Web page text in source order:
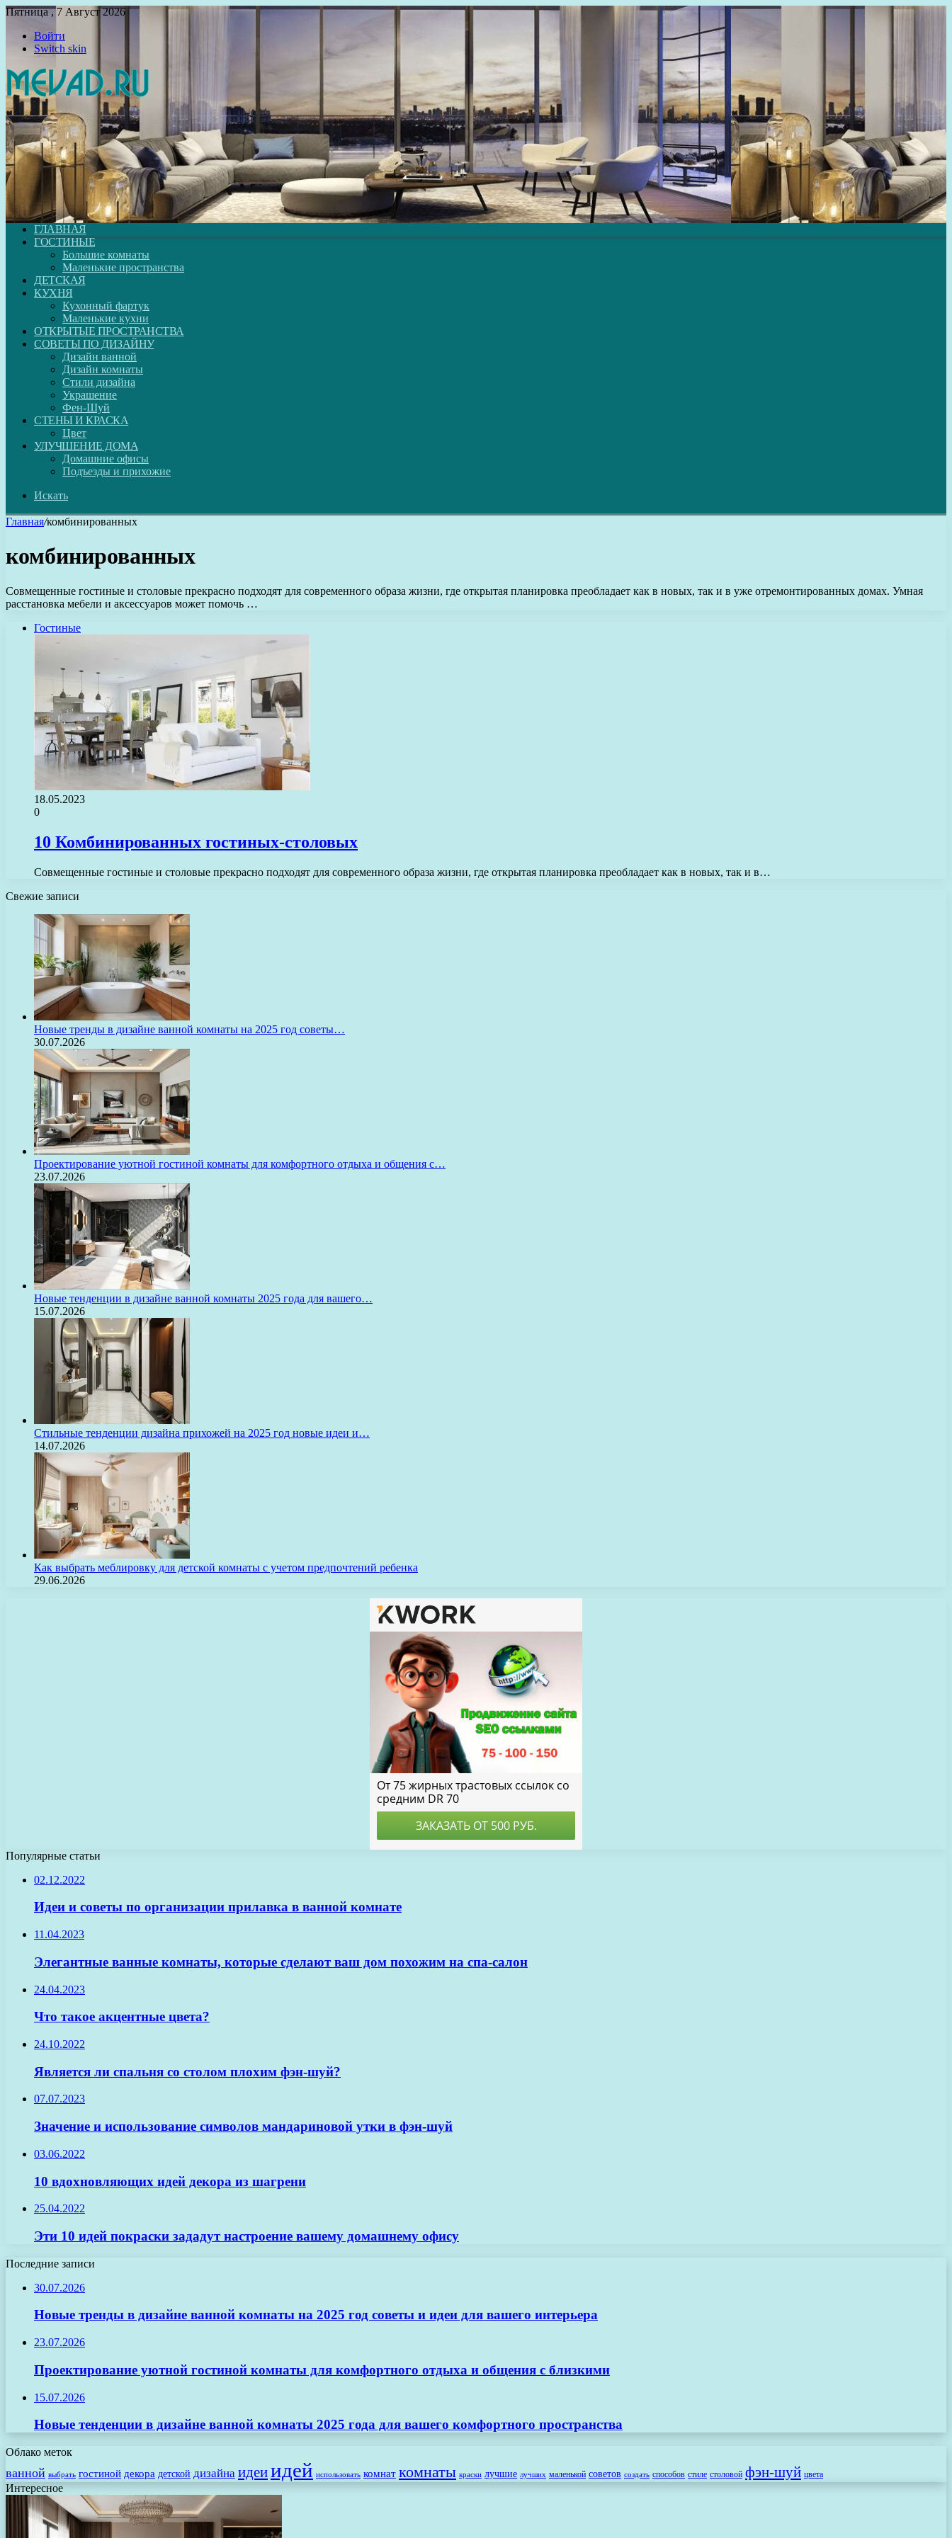
Пятница , 7 Август 2026
Войти
Switch skin
ГЛАВНАЯ
ГОСТИНЫЕ
Большие комнаты
Маленькие пространства
ДЕТСКАЯ
КУХНЯ
Кухонный фартук
Маленькие кухни
ОТКРЫТЫЕ ПРОСТРАНСТВА
СОВЕТЫ ПО ДИЗАЙНУ
Дизайн ванной
Дизайн комнаты
Стили дизайна
Украшение
Фен-Шуй
СТЕНЫ И КРАСКА
Цвет
УЛУЧШЕНИЕ ДОМА
Домашние офисы
Подъезды и прихожие
Искать
Главная/комбинированных
комбинированных
Совмещенные гостиные и столовые прекрасно подходят для современного образа жизни, где открытая планировка преобладает как в новых, так и в уже отремонтированных домах. Умная
расстановка мебели и аксессуаров может помочь …
Гостиные
18.05.2023
0
10 Комбинированных гостиных-столовых
Совмещенные гостиные и столовые прекрасно подходят для современного образа жизни, где открытая планировка преобладает как в новых, так и в…
Свежие записи
Новые тренды в дизайне ванной комнаты на 2025 год советы…
30.07.2026
Проектирование уютной гостиной комнаты для комфортного отдыха и общения с…
23.07.2026
Новые тенденции в дизайне ванной комнаты 2025 года для вашего…
15.07.2026
Стильные тенденции дизайна прихожей на 2025 год новые идеи и…
14.07.2026
Как выбрать меблировку для детской комнаты с учетом предпочтений ребенка
29.06.2026
Популярные статьи
02.12.2022
Идеи и советы по организации прилавка в ванной комнате
11.04.2023
Элегантные ванные комнаты, которые сделают ваш дом похожим на спа-салон
24.04.2023
Что такое акцентные цвета?
24.10.2022
Является ли спальня со столом плохим фэн-шуй?
07.07.2023
Значение и использование символов мандариновой утки в фэн-шуй
03.06.2022
10 вдохновляющих идей декора из шагрени
25.04.2022
Эти 10 идей покраски зададут настроение вашему домашнему офису
Последние записи
30.07.2026
Новые тренды в дизайне ванной комнаты на 2025 год советы и идеи для вашего интерьера
23.07.2026
Проектирование уютной гостиной комнаты для комфортного отдыха и общения с близкими
15.07.2026
Новые тенденции в дизайне ванной комнаты 2025 года для вашего комфортного пространства
Облако меток
ванной выбрать гостиной декора детской дизайна идеиидей использовать комнат комнаты краски лучшие лучших маленькой советов создать способов стиле столовой фэн-шуй цвета
Интересное